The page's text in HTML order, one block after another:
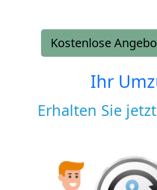
Kostenlose
Ihr
Erhalten Sie